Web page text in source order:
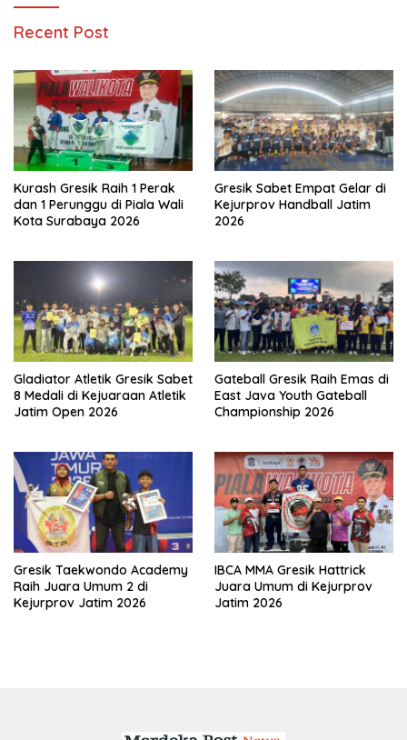
Recent Post
Kurash Gresik Raih 1 Perak
dan 1 Perunggu di Piala Wali
Kota Surabaya 2026
Gresik Sabet Empat Gelar di
Kejurprov Handball Jatim
2026
Gladiator Atletik Gresik Sabet
8 Medali di Kejuaraan Atletik
Jatim Open 2026
Gateball Gresik Raih Emas di
East Java Youth Gateball
Championship 2026
Gresik Taekwondo Academy
Raih Juara Umum 2 di
Kejurprov Jatim 2026
IBCA MMA Gresik Hattrick
Juara Umum di Kejurprov
Jatim 2026